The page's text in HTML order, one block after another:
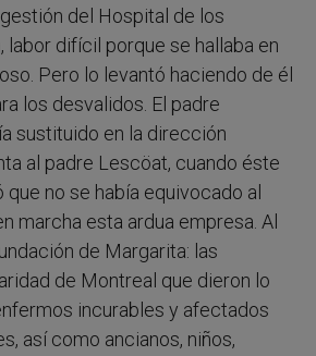
del Hospital de los
labor difícil porque se hallaba en
Pero lo levantó haciendo de él
los desvalidos. El padre
sustituido en la dirección
al padre Lescöat, cuando éste
no se había equivocado al
marcha esta ardua empresa. Al
de Margarita: las
de Montreal que dieron lo
incurables y afectados
así como ancianos, niños,